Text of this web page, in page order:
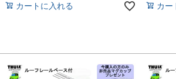
カートに入れる カー